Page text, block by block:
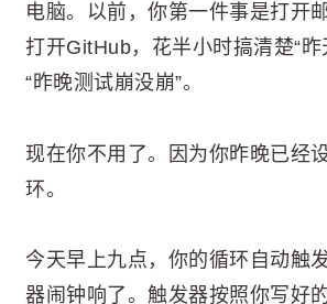
电脑。以前，你第一件事是打开
打开GitHub，花半小时搞清楚“昨
“昨晚测试崩没崩”。
现在你不用了。因为你昨晚已经
环。
今天早上九点，你的循环自动触
器闹钟响了。触发器按照你写好